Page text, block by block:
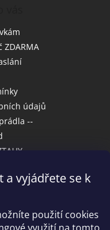
a vyjádřete se k
použití cookies
ZDARMA
údajů
--
platby